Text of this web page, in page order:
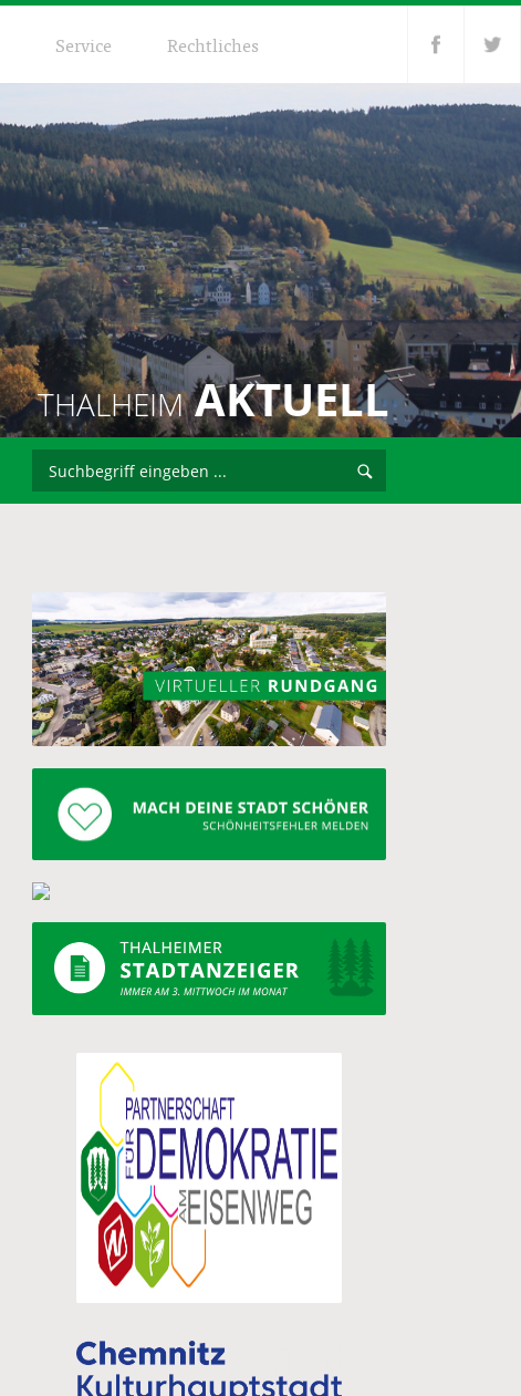
Service Rechtliches
THALHEIMAKTUELL